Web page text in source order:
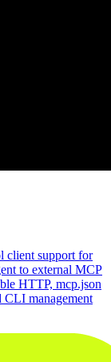
client support for
to external MCP
HTTP, mcp.json
management